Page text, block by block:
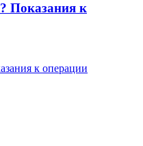
Показания к